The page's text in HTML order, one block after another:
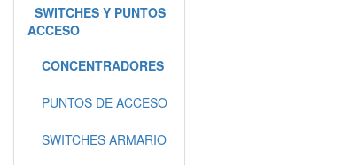
SWITCHES Y PUNTOS
ACCESO
CONCENTRADORES
PUNTOS DE ACCESO
SWITCHES ARMARIO